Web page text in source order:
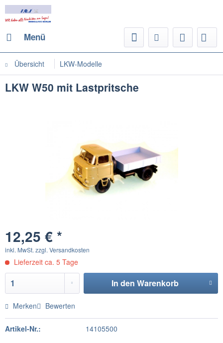
Menü
Übersicht LKW-Modelle
LKW W50 mit Lastpritsche
12,25 € *
inkl. MwSt. zzgl. Versandkosten
Lieferzeit ca. 5 Tage
In den Warenkorb
Merken Bewerten
Artikel-Nr.: 14105500